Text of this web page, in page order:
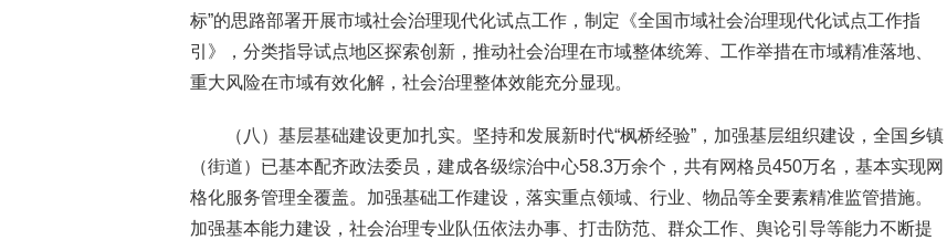
标”的思路部署开展市域社会治理现代化试点工作，制定《全国市域社会治理现代化试点工作指
引》，分类指导试点地区探索创新，推动社会治理在市域整体统筹、工作举措在市域精准落地、
重大风险在市域有效化解，社会治理整体效能充分显现。
（八）基层基础建设更加扎实。坚持和发展新时代“枫桥经验”，加强基层组织建设，全国乡镇
（街道）已基本配齐政法委员，建成各级综治中心58.3万余个，共有网格员450万名，基本实现网
格化服务管理全覆盖。加强基础工作建设，落实重点领域、行业、物品等全要素精准监管措施。
加强基本能力建设，社会治理专业队伍依法办事、打击防范、群众工作、舆论引导等能力不断提